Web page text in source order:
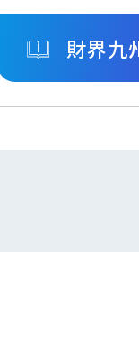
財界九